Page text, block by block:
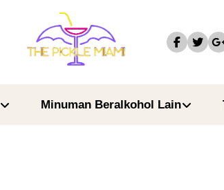
Minuman Beralkohol Lain